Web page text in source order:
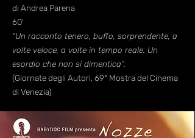
di Andrea Parena
60'
“Un racconto tenero, buffo, sorprendente, a
volte veloce, a volte in tempo reale. Un
esordio che non si dimentica”.
(Giornate degli Autori, 69° Mostra del Cinema
di Venezia)